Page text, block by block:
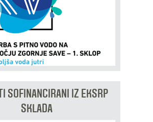
SOFINANCIRANI IZ EKSRP
SKLADA